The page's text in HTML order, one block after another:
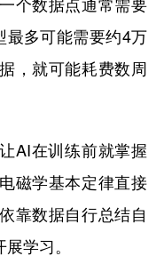
个数据点通常需要
最多可能需要约4万
，就可能耗费数周
在训练前就掌握
磁学基本定律直接
靠数据自行总结自
学习。